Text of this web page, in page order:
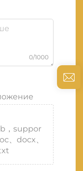
0/1000
，suppor
、docx、